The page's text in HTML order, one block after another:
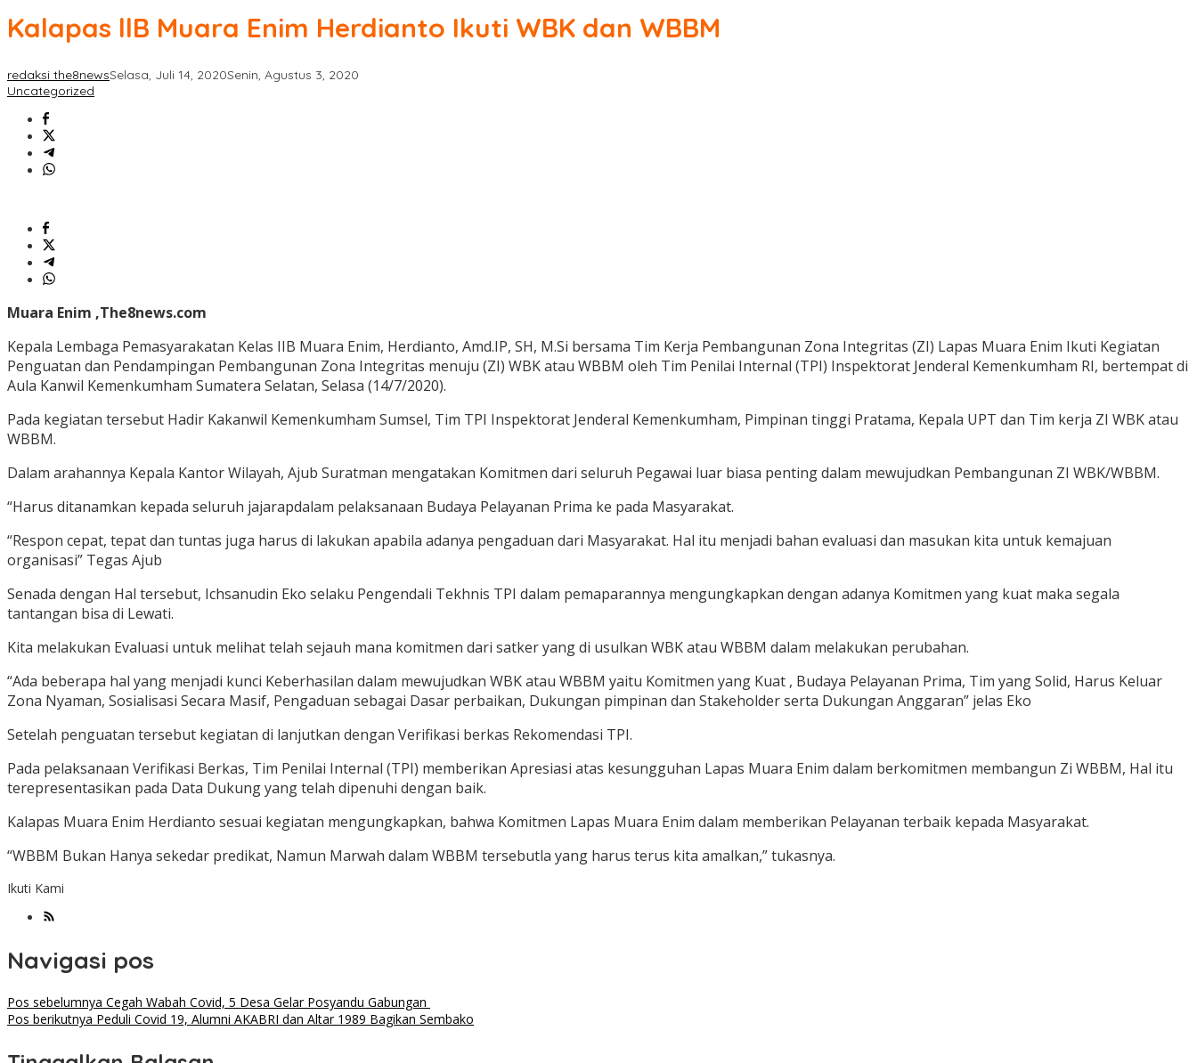
Kalapas llB Muara Enim Herdianto Ikuti WBK dan WBBM
redaksi the8newsSelasa, Juli 14, 2020Senin, Agustus 3, 2020
Uncategorized
Muara Enim ,The8news.com
Kepala Lembaga Pemasyarakatan Kelas IIB Muara Enim, Herdianto, Amd.IP, SH, M.Si bersama Tim Kerja Pembangunan Zona Integritas (ZI) Lapas Muara Enim Ikuti Kegiatan
Penguatan dan Pendampingan Pembangunan Zona Integritas menuju (ZI) WBK atau WBBM oleh Tim Penilai Internal (TPI) Inspektorat Jenderal Kemenkumham RI, bertempat di
Aula Kanwil Kemenkumham Sumatera Selatan, Selasa (14/7/2020).
Pada kegiatan tersebut Hadir Kakanwil Kemenkumham Sumsel, Tim TPI Inspektorat Jenderal Kemenkumham, Pimpinan tinggi Pratama, Kepala UPT dan Tim kerja ZI WBK atau
WBBM.
Dalam arahannya Kepala Kantor Wilayah, Ajub Suratman mengatakan Komitmen dari seluruh Pegawai luar biasa penting dalam mewujudkan Pembangunan ZI WBK/WBBM.
“Harus ditanamkan kepada seluruh jajarapdalam pelaksanaan Budaya Pelayanan Prima ke pada Masyarakat.
“Respon cepat, tepat dan tuntas juga harus di lakukan apabila adanya pengaduan dari Masyarakat. Hal itu menjadi bahan evaluasi dan masukan kita untuk kemajuan
organisasi” Tegas Ajub
Senada dengan Hal tersebut, Ichsanudin Eko selaku Pengendali Tekhnis TPI dalam pemaparannya mengungkapkan dengan adanya Komitmen yang kuat maka segala
tantangan bisa di Lewati.
Kita melakukan Evaluasi untuk melihat telah sejauh mana komitmen dari satker yang di usulkan WBK atau WBBM dalam melakukan perubahan.
“Ada beberapa hal yang menjadi kunci Keberhasilan dalam mewujudkan WBK atau WBBM yaitu Komitmen yang Kuat , Budaya Pelayanan Prima, Tim yang Solid, Harus Keluar
Zona Nyaman, Sosialisasi Secara Masif, Pengaduan sebagai Dasar perbaikan, Dukungan pimpinan dan Stakeholder serta Dukungan Anggaran” jelas Eko
Setelah penguatan tersebut kegiatan di lanjutkan dengan Verifikasi berkas Rekomendasi TPI.
Pada pelaksanaan Verifikasi Berkas, Tim Penilai Internal (TPI) memberikan Apresiasi atas kesungguhan Lapas Muara Enim dalam berkomitmen membangun Zi WBBM, Hal itu
terepresentasikan pada Data Dukung yang telah dipenuhi dengan baik.
Kalapas Muara Enim Herdianto sesuai kegiatan mengungkapkan, bahwa Komitmen Lapas Muara Enim dalam memberikan Pelayanan terbaik kepada Masyarakat.
“WBBM Bukan Hanya sekedar predikat, Namun Marwah dalam WBBM tersebutla yang harus terus kita amalkan,” tukasnya.
Ikuti Kami
Navigasi pos
Pos sebelumnya Cegah Wabah Covid, 5 Desa Gelar Posyandu Gabungan
Pos berikutnya Peduli Covid 19, Alumni AKABRI dan Altar 1989 Bagikan Sembako